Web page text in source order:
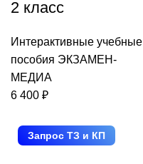
2 класс
Интерактивные учебные
пособия ЭКЗАМЕН-
МЕДИА
6 400 ₽
Запрос ТЗ и КП